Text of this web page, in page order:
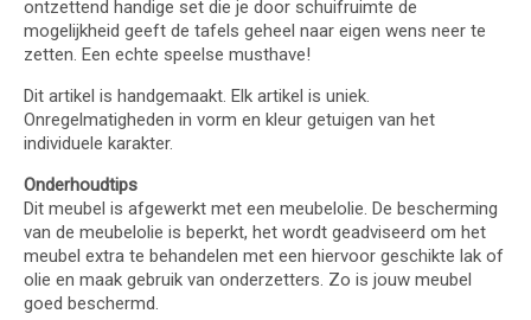
ontzettend handige set die je door schuifruimte de
mogelijkheid geeft de tafels geheel naar eigen wens neer te
zetten. Een echte speelse musthave!
Dit artikel is handgemaakt. Elk artikel is uniek.
Onregelmatigheden in vorm en kleur getuigen van het
individuele karakter.
Onderhoudtips
Dit meubel is afgewerkt met een meubelolie. De bescherming
van de meubelolie is beperkt, het wordt geadviseerd om het
meubel extra te behandelen met een hiervoor geschikte lak of
olie en maak gebruik van onderzetters. Zo is jouw meubel
goed beschermd.